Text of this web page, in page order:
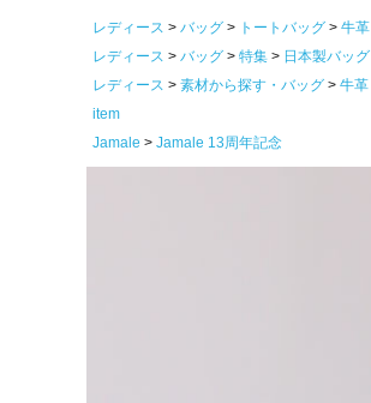
レディース バッグ トートバッグ
牛革
レディース
バッグ 特集
日本製バッグ
レディース
素材から探す・バッグ 牛革
item
Jamale
Jamale 13周年記念